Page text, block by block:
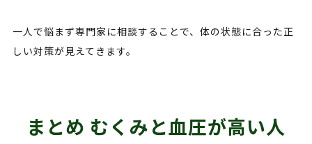
一人で悩まず専門家に相談することで、体の状態に合った正
しい対策が見えてきます。
まとめ むくみと血圧が高い人